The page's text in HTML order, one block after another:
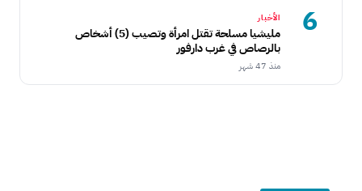
6 الأخبار
مليشيا مسلحة تقتل امرأة وتصيب (5) أشخاص
بالرصاص في غرب دارفور
منذ 47 شهر